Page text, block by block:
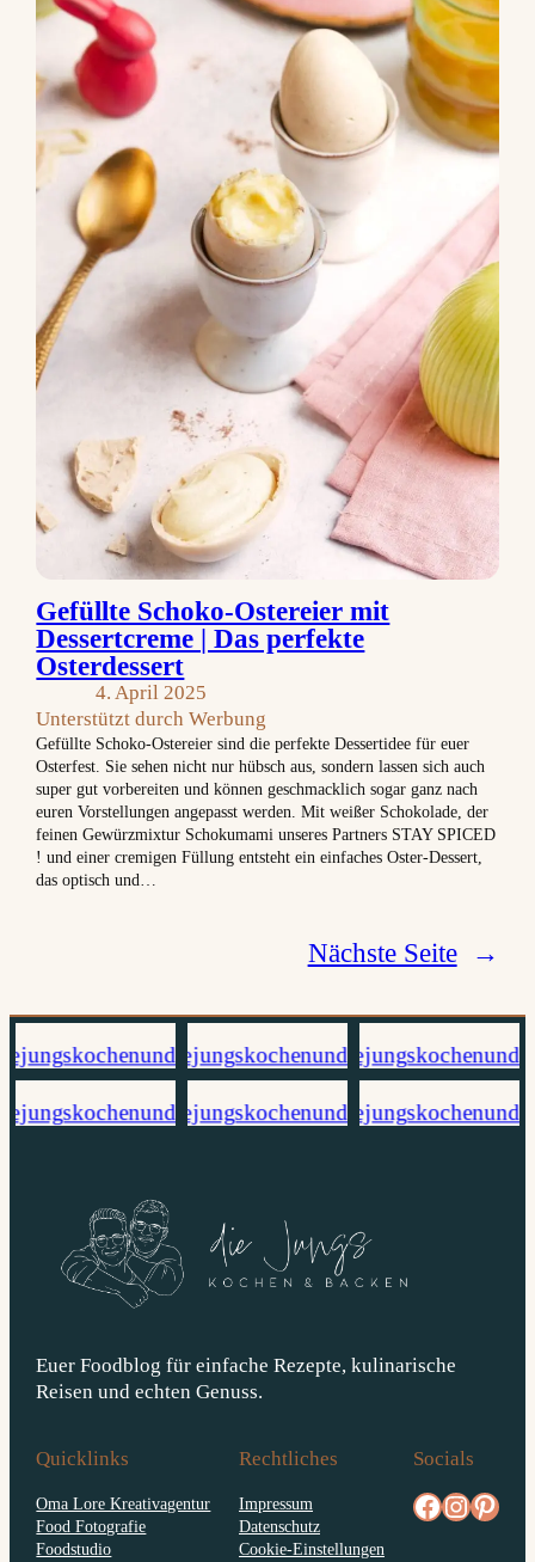
Gefüllte Schoko-Ostereier mit
Dessertcreme | Das perfekte
Osterdessert
4. April 2025
Unterstützt durch Werbung
Gefüllte Schoko-Ostereier sind die perfekte Dessertidee für euer
Osterfest. Sie sehen nicht nur hübsch aus, sondern lassen sich auch
super gut vorbereiten und können geschmacklich sogar ganz nach
euren Vorstellungen angepasst werden. Mit weißer Schokolade, der
feinen Gewürzmixtur Schokumami unseres Partners STAY SPICED
! und einer cremigen Füllung entsteht ein einfaches Oster-Dessert,
das optisch und…
Nächste Seite →
Euer Foodblog für einfache Rezepte, kulinarische
Reisen und echten Genuss.
Quicklinks
Oma Lore Kreativagentur
Food Fotografie
Foodstudio
Rechtliches
Impressum
Datenschutz
Cookie-Einstellungen
Socials
facebook.com/diejungskochenundbacken Instagrampinterest.com/diejungs